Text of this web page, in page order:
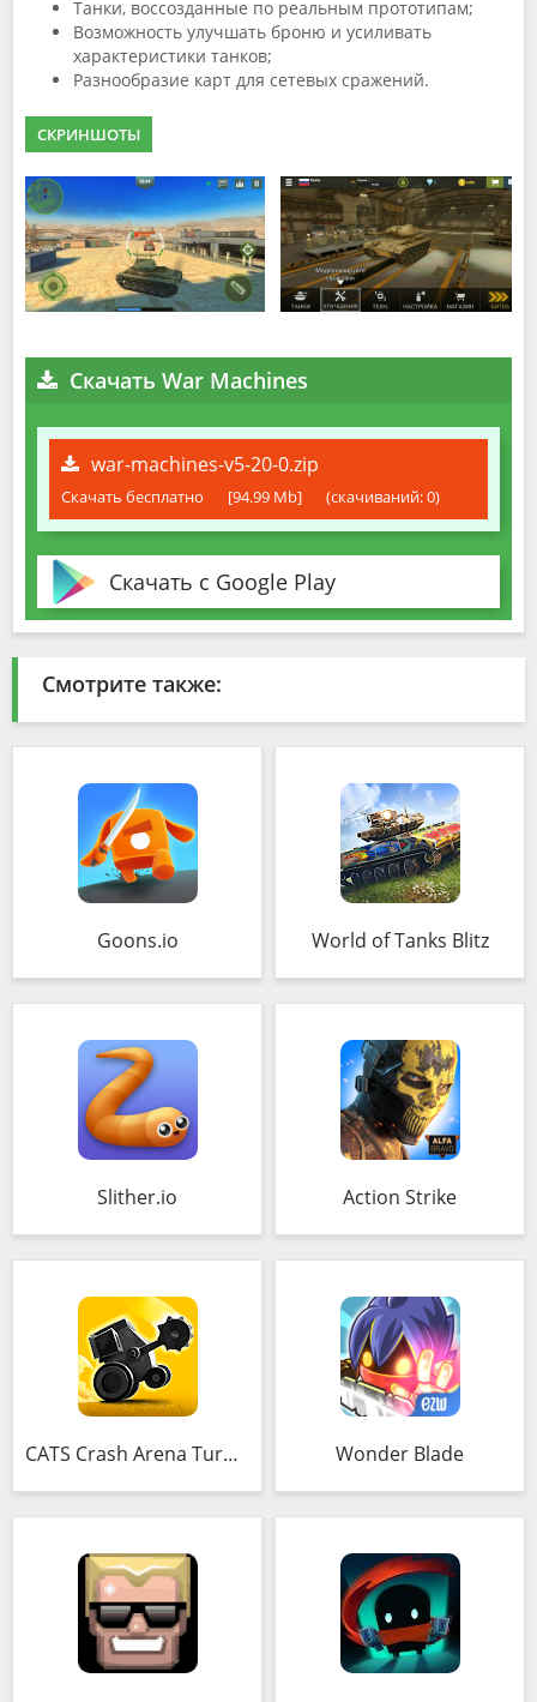
Танки, воссозданные по реальным прототипам;
Возможность улучшать броню и усиливать
характеристики танков;
Разнообразие карт для сетевых сражений.
СКРИНШОТЫ
Скачать War Machines
war-machines-v5-20-0.zip
Скачать бесплатно [94.99 Mb] (cкачиваний: 0)
Скачать с Google Play
Смотрите также:
Goons.io World of Tanks Blitz
Slither.io Action Strike
CATS Crash Arena Turbo Stars Wonder Blade